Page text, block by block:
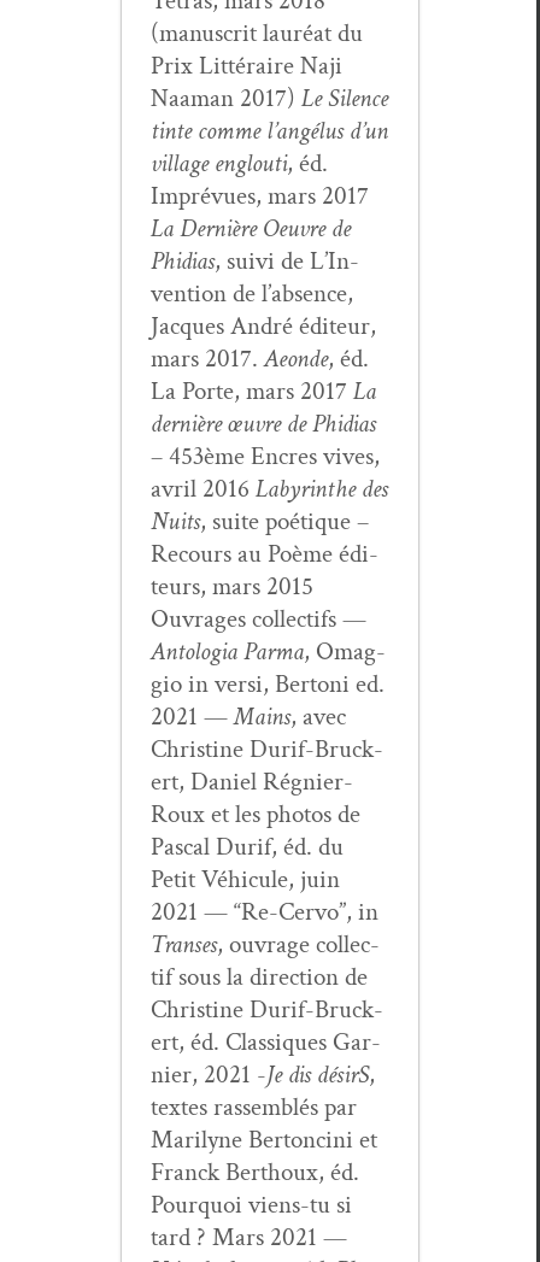
(man­u­scrit lau­réat du
Prix Lit­téraire Naji
Naa­man 2017) Le Silence
tinte comme l’angélus d’un
vil­lage englouti, éd.
Imprévues, mars 2017
La Dernière Oeu­vre de
Phidias, suivi de L’In­
ven­tion de l’ab­sence,
Jacques André édi­teur,
mars 2017.Aeonde, éd.
La Porte, mars 2017 La
dernière œuvre de Phidias
– 453ème Encres vives,
avril 2016 Labyrinthe des
Nuits, suite poé­tique –
Recours au Poème édi­
teurs, mars 2015
Ouvrages col­lec­tifs —
Antolo­gia Par­ma, Omag­
gio in ver­si, Bertoni ed.
2021 —Mains, avec
Chris­tine Durif-Bruck­
ert, Daniel Rég­nier-
Roux et les pho­tos de
Pas­cal Durif, éd. du
Petit Véhicule, juin
2021 — “Re-Cer­vo”, in
Trans­es, ouvrage col­lec­
tif sous la direc­tion de
Chris­tine Durif-Bruck­
ert, éd. Clas­siques Gar­
nier, 2021 -Je dis désirS,
textes rassem­blés par
Mar­i­lyne Bertonci­ni et
Franck Berthoux, éd.
Pourquoi viens-tu si
tard ? Mars 2021 —